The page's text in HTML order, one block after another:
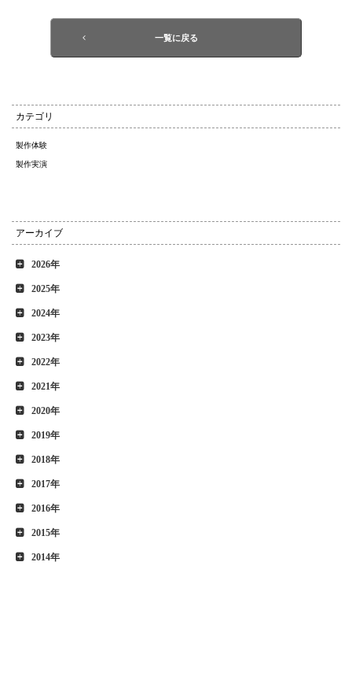
一覧に戻る
カテゴリ
製作体験
製作実演
アーカイブ
2026年
2025年
2024年
2023年
2022年
2021年
2020年
2019年
2018年
2017年
2016年
2015年
2014年